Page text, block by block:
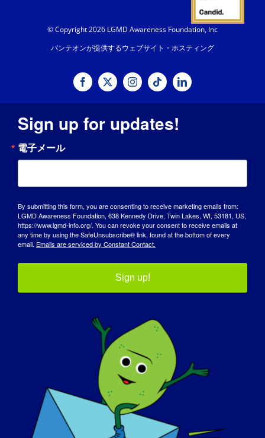
© Copyright 2026 LGMD Awareness Foundation, Inc
パンテオンが提供するウェブサイト・ホスティング
Sign up for updates!
電子メール
By submitting this form, you are consenting to receive marketing emails from:
LGMD Awareness Foundation, 638 Kennedy Drive, Twin Lakes, WI, 53181, US,
https://www.lgmd-info.org/. You can revoke your consent to receive emails at
any time by using the SafeUnsubscribe® link, found at the bottom of every
email. Emails are serviced by Constant Contact.
Sign up!